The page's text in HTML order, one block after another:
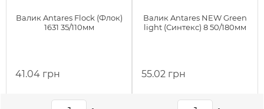
Валик Antares Flock (Флок)
1631 35/110мм
41.04 грн
Валик Antares NEW Green
light (Синтекс) 8 50/180мм
55.02 грн